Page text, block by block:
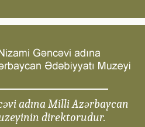
adına Milli Azərbaycan
direktorudur.